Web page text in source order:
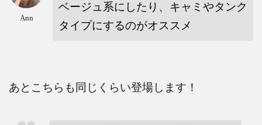
Ann
ベージュ系にしたり、キャミやタンク
タイプにするのがオススメ
あとこちらも同じくらい登場します！